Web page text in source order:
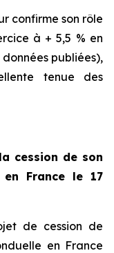
confirme son rôle
à + 5,5 % en
publiées),
tenue des
cession de son
France le 17
de cession de
en France